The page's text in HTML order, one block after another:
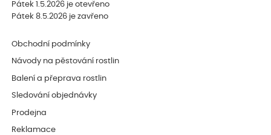
Pátek 1.5.2026 je otevřeno
Pátek 8.5.2026 je zavřeno
Obchodní podmínky
Návody na pěstování rostlin
Balení a přeprava rostlin
Sledování objednávky
Prodejna
Reklamace